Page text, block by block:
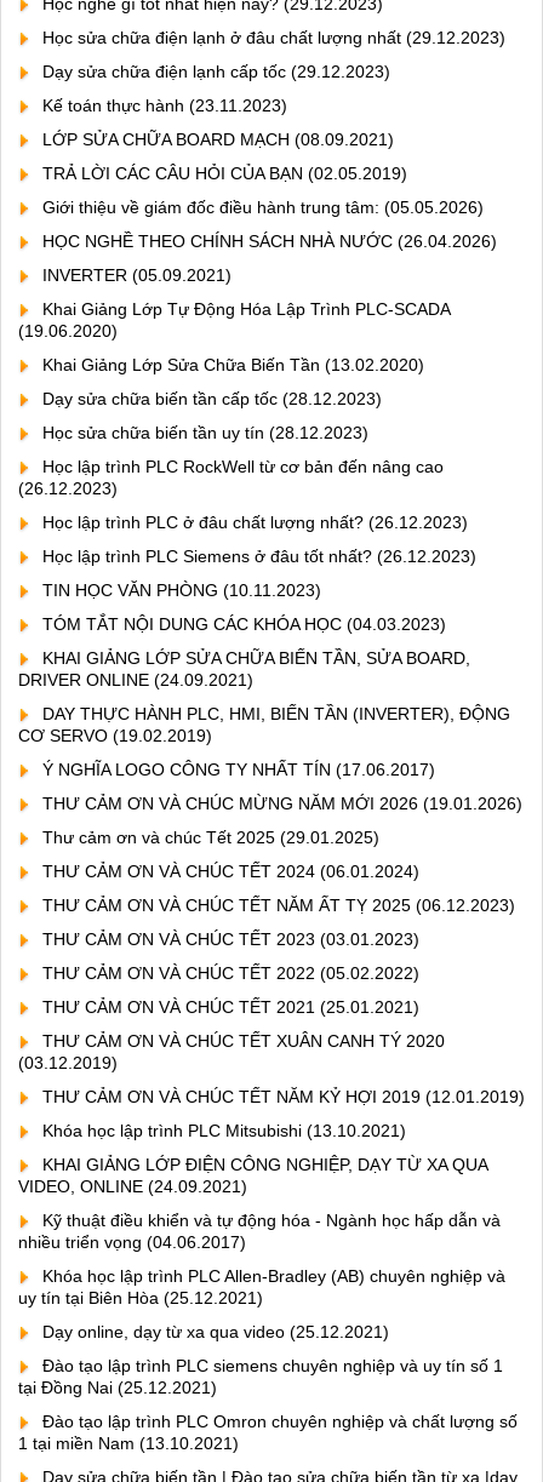
Học sửa chữa điện lạnh ở đâu chất lượng nhất (29.12.2023)
Dạy sửa chữa điện lạnh cấp tốc (29.12.2023)
Kế toán thực hành (23.11.2023)
LỚP SỬA CHỮA BOARD MẠCH (08.09.2021)
TRẢ LỜI CÁC CÂU HỎI CỦA BẠN (02.05.2019)
Giới thiệu về giám đốc điều hành trung tâm: (05.05.2026)
HỌC NGHỀ THEO CHÍNH SÁCH NHÀ NƯỚC (26.04.2026)
INVERTER (05.09.2021)
Khai Giảng Lớp Tự Động Hóa Lập Trình PLC-SCADA
(19.06.2020)
Khai Giảng Lớp Sửa Chữa Biến Tần (13.02.2020)
Dạy sửa chữa biến tần cấp tốc (28.12.2023)
Học sửa chữa biến tần uy tín (28.12.2023)
Học lập trình PLC RockWell từ cơ bản đến nâng cao
(26.12.2023)
Học lập trình PLC ở đâu chất lượng nhất? (26.12.2023)
Học lập trình PLC Siemens ở đâu tốt nhất? (26.12.2023)
TIN HỌC VĂN PHÒNG (10.11.2023)
TÓM TẮT NỘI DUNG CÁC KHÓA HỌC (04.03.2023)
KHAI GIẢNG LỚP SỬA CHỮA BIẾN TẦN, SỬA BOARD,
DRIVER ONLINE (24.09.2021)
DAY THỰC HÀNH PLC, HMI, BIẾN TẦN (INVERTER), ĐỘNG
CƠ SERVO (19.02.2019)
Ý NGHĨA LOGO CÔNG TY NHẤT TÍN (17.06.2017)
THƯ CẢM ƠN VÀ CHÚC MỪNG NĂM MỚI 2026 (19.01.2026)
Thư cảm ơn và chúc Tết 2025 (29.01.2025)
THƯ CẢM ƠN VÀ CHÚC TẾT 2024 (06.01.2024)
THƯ CẢM ƠN VÀ CHÚC TẾT NĂM ẤT TỴ 2025 (06.12.2023)
THƯ CẢM ƠN VÀ CHÚC TẾT 2023 (03.01.2023)
THƯ CẢM ƠN VÀ CHÚC TẾT 2022 (05.02.2022)
THƯ CẢM ƠN VÀ CHÚC TẾT 2021 (25.01.2021)
THƯ CẢM ƠN VÀ CHÚC TẾT XUÂN CANH TÝ 2020
(03.12.2019)
THƯ CẢM ƠN VÀ CHÚC TẾT NĂM KỶ HỢI 2019 (12.01.2019)
Khóa học lập trình PLC Mitsubishi (13.10.2021)
KHAI GIẢNG LỚP ĐIỆN CÔNG NGHIỆP, DẠY TỪ XA QUA
VIDEO, ONLINE (24.09.2021)
Kỹ thuật điều khiển và tự động hóa - Ngành học hấp dẫn và
nhiều triển vọng (04.06.2017)
Khóa học lập trình PLC Allen-Bradley (AB) chuyên nghiệp và
uy tín tại Biên Hòa (25.12.2021)
Dạy online, dạy từ xa qua video (25.12.2021)
Đào tạo lập trình PLC siemens chuyên nghiệp và uy tín số 1
tại Đồng Nai (25.12.2021)
Đào tạo lập trình PLC Omron chuyên nghiệp và chất lượng số
1 tại miền Nam (13.10.2021)
Dạy sửa chữa biến tần | Đào tạo sửa chữa biến tần từ xa |dạy